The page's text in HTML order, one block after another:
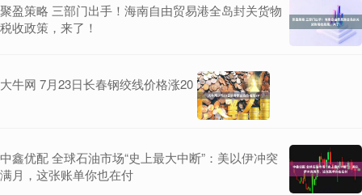
聚盈策略 三部门出手！海南自由贸易港全岛封关货物
税收政策，来了！
大牛网 7月23日长春钢绞线价格涨20
中鑫优配 全球石油市场“史上最大中断”：美以伊冲突
满月，这张账单你也在付